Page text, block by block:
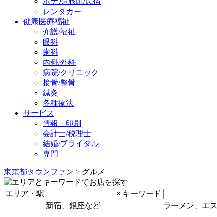
レンタカー
健康医療福祉
介護/福祉
眼科
歯科
内科/外科
病院/クリニック
接骨/整骨
鍼灸
各種療法
サービス
情報・印刷
会計士/税理士
結婚/ブライダル
専門
東京都タウンファン > グルメ
エリア・駅 × キーワード
新宿、銀座など
ラーメン、エ